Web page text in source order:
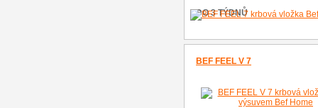
DO 3 TÝDNŮ
BEF FEEL V 7